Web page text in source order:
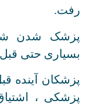
رفت.
پزشک شدن
بسیاری حتی
پزشکان آینده
پزشکی ،